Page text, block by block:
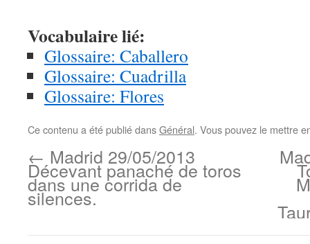
Vocabulaire lié:
Glossaire: Caballero
Glossaire: Cuadrilla
Glossaire: Flores
Ce contenu a été publié dansGénéral. Vous pouvez le mettre
← Madrid 29/05/2013
Décevant panaché de toros
dans une corrida de
silences.